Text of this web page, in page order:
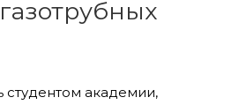
студентом академии,